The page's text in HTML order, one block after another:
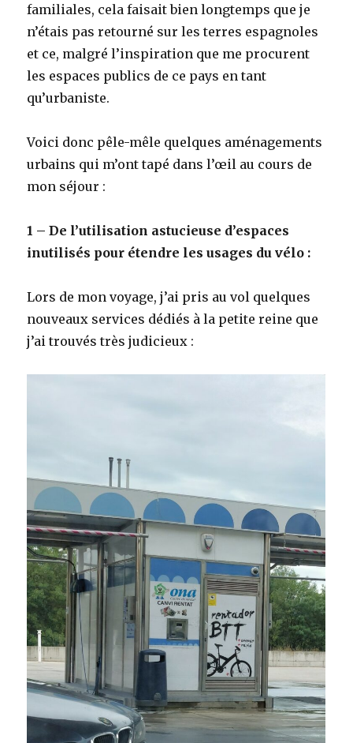
o
k
r
I
n
e
r
familiales, cela faisait bien longtemps que je
n’étais pas retourné sur les terres espagnoles
et ce, malgré l’inspiration que me procurent
les espaces publics de ce pays en tant
qu’urbaniste.
Voici donc pêle-mêle quelques aménagements
urbains qui m’ont tapé dans l’œil au cours de
mon séjour :
1 – De l’utilisation astucieuse d’espaces
inutilisés pour étendre les usages du vélo :
Lors de mon voyage, j’ai pris au vol quelques
nouveaux services dédiés à la petite reine que
j’ai trouvés très judicieux :